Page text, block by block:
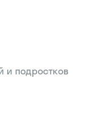
и подростков